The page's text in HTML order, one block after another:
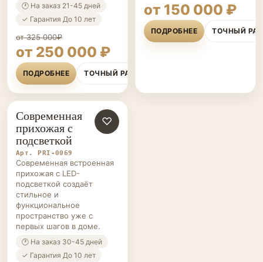
🕐 На заказ 21-45 дней
✓ Гарантия До 10 лет
от 325 000₽
от 250 000 ₽
ПОДРОБНЕЕ ТОЧНЫЙ РАСЧЁТ
от 150 000 ₽
ПОДРОБНЕЕ ТОЧНЫЙ
ПРИХОЖИЕ НА ЗАКАЗ
♡
Современная
прихожая с
подсветкой
Арт. PRI-0069
Современная встроенная
прихожая с LED-
подсветкой создаёт
стильное и
функциональное
пространство уже с
первых шагов в доме.
🕐 На заказ 30-45 дней
✓ Гарантия До 10 лет